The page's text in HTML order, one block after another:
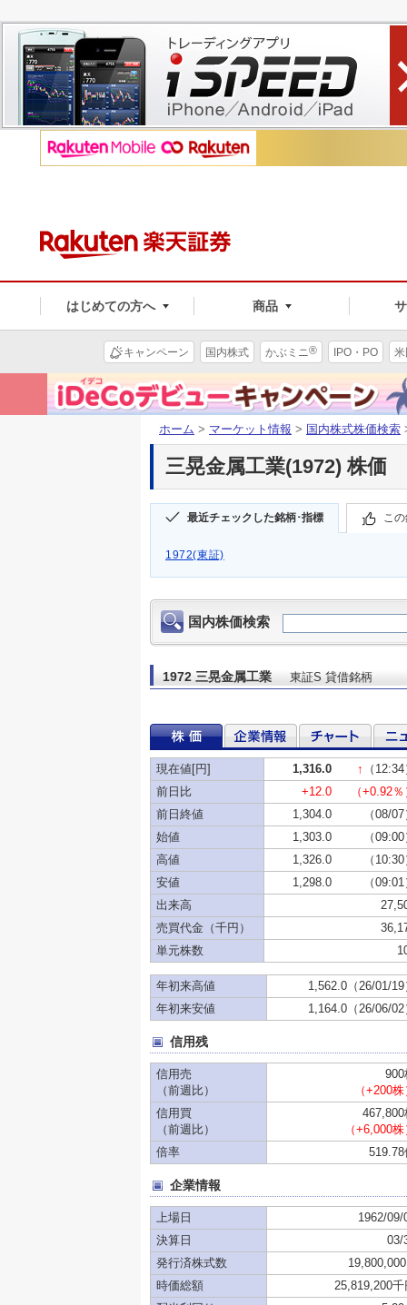
はじめての方へ 商品
キャンペーン 国内株式 かぶミニ® IPO・PO
ホーム > マーケット情報 > 国内株式株価検索
三晃金属工業(1972) 株価
最近チェックした銘柄･指標 こ
1972(東証)